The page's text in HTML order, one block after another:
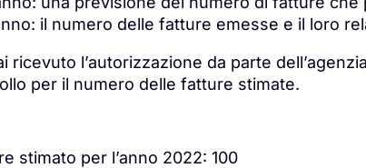
il numero delle fatture emesse e il loro
ricevuto l’autorizzazione da parte
per il numero delle fatture stimate.
stimato per l’anno 2022: 100